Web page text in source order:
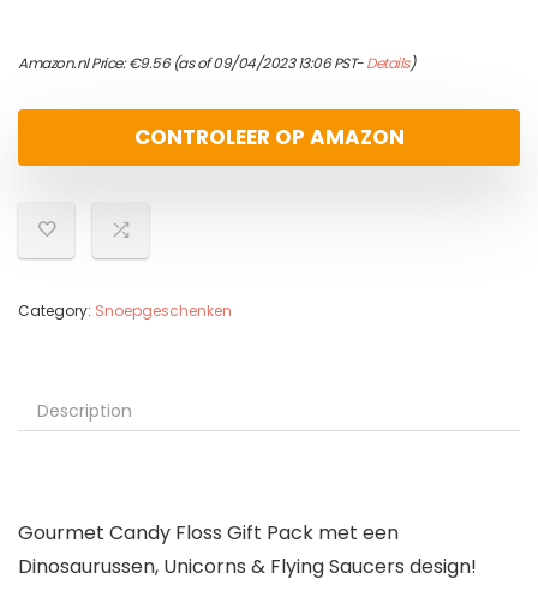
Amazon.nl Price:€9.56(as of 09/04/2023 13:06 PST-Details)
CONTROLEER OP AMAZON
Category: Snoepgeschenken
Description
Gourmet Candy Floss Gift Pack met een
Dinosaurussen, Unicorns & Flying Saucers design!